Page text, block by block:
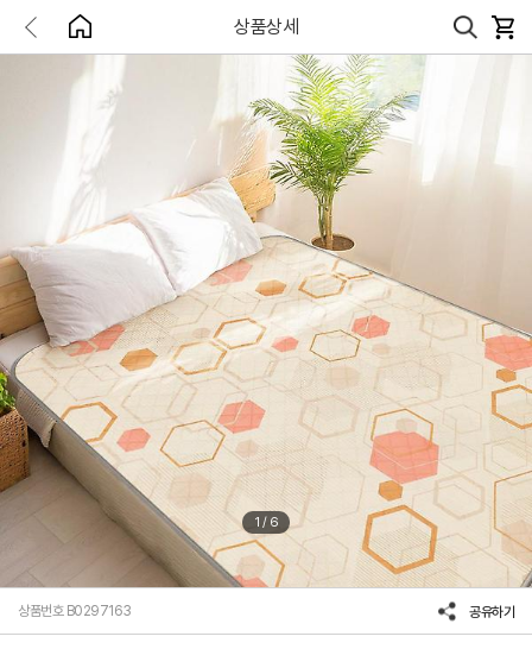
상품상세
1 / 6
상품번호 B0297163 공유하기